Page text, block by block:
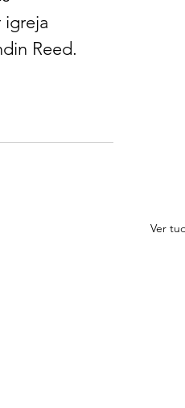
igreja
Reed.
Ver